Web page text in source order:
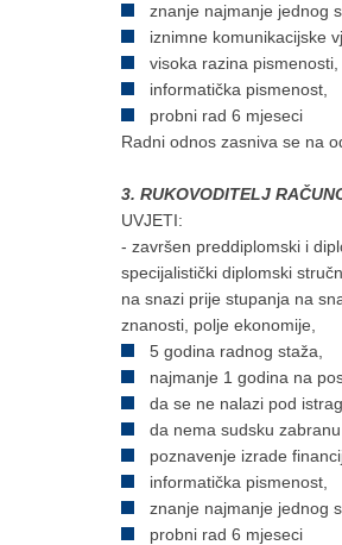
znanje najmanje jednog
iznimne komunikacijske
visoka razina pismenosti,
informatička pismenost,
probni rad 6 mjeseci
Radni odnos zasniva se na
3. RUKOVODITELJ
UVJETI:
- završen preddiplomski i
specijalistički diplomski
na snazi prije stupanja na
znanosti, polje ekonomije,
5 godina radnog staža,
najmanje 1 godina na
da se ne nalazi pod
da nema sudsku
poznavenje izrade
informatička pismenost,
znanje najmanje jednog
probni rad 6 mjeseci